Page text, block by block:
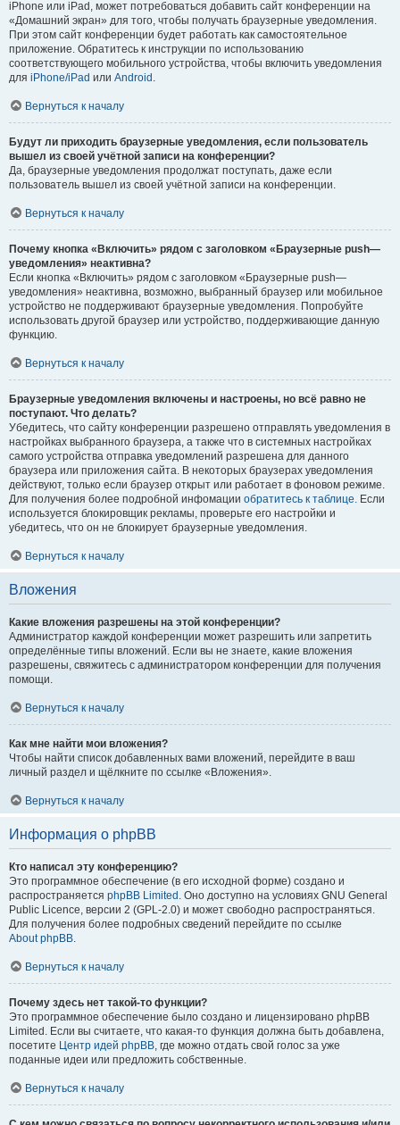
iPhone или iPad, может потребоваться добавить сайт конференции на
«Домашний экран» для того, чтобы получать браузерные уведомления.
При этом сайт конференции будет работать как самостоятельное
приложение. Обратитесь к инструкции по использованию
соответствующего мобильного устройства, чтобы включить уведомления
для iPhone/iPad или Android .
Вернуться к началу
Будут ли приходить браузерные уведомления, если пользователь
вышел из своей учётной записи на конференции?
Да, браузерные уведомления продолжат поступать, даже если
пользователь вышел из своей учётной записи на конференции.
Вернуться к началу
Почему кнопка «Включить» рядом с заголовком «Браузерные push—
уведомления» неактивна?
Если кнопка «Включить» рядом с заголовком «Браузерные push—
уведомления» неактивна, возможно, выбранный браузер или мобильное
устройство не поддерживают браузерные уведомления. Попробуйте
использовать другой браузер или устройство, поддерживающие данную
функцию.
Вернуться к началу
Браузерные уведомления включены и настроены, но всё равно не
поступают. Что делать?
Убедитесь, что сайту конференции разрешено отправлять уведомления в
настройках выбранного браузера, а также что в системных настройках
самого устройства отправка уведомлений разрешена для данного
браузера или приложения сайта. В некоторых браузерах уведомления
действуют, только если браузер открыт или работает в фоновом режиме.
Для получения более подробной инфомации обратитесь к таблице. Если
используется блокировщик рекламы, проверьте его настройки и
убедитесь, что он не блокирует браузерные уведомления.
Вернуться к началу
Вложения
Какие вложения разрешены на этой конференции?
Администратор каждой конференции может разрешить или запретить
определённые типы вложений. Если вы не знаете, какие вложения
разрешены, свяжитесь с администратором конференции для получения
помощи.
Вернуться к началу
Как мне найти мои вложения?
Чтобы найти список добавленных вами вложений, перейдите в ваш
личный раздел и щёлкните по ссылке «Вложения».
Вернуться к началу
Информация о phpBB
Кто написал эту конференцию?
Это программное обеспечение (в его исходной форме) создано и
распространяется phpBB Limited . Оно доступно на условиях GNU General
Public Licence, версии 2 (GPL-2.0) и может свободно распространяться.
Для получения более подробных сведений перейдите по ссылке
About phpBB.
Вернуться к началу
Почему здесь нет такой-то функции?
Это программное обеспечение было создано и лицензировано phpBB
Limited. Если вы считаете, что какая-то функция должна быть добавлена,
посетите Центр идей phpBB, где можно отдать свой голос за уже
поданные идеи или предложить собственные.
Вернуться к началу